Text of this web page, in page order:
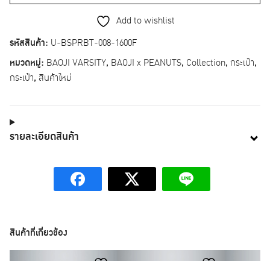
Add to wishlist
รหัสสินค้า: U-BSPRBT-008-1600F
หมวดหมู่: BAOJI VARSITY, BAOJI x PEANUTS, Collection, กระเป๋า,
กระเป๋า, สินค้าใหม่
รายละเอียดสินค้า
สินค้าที่เกี่ยวข้อง